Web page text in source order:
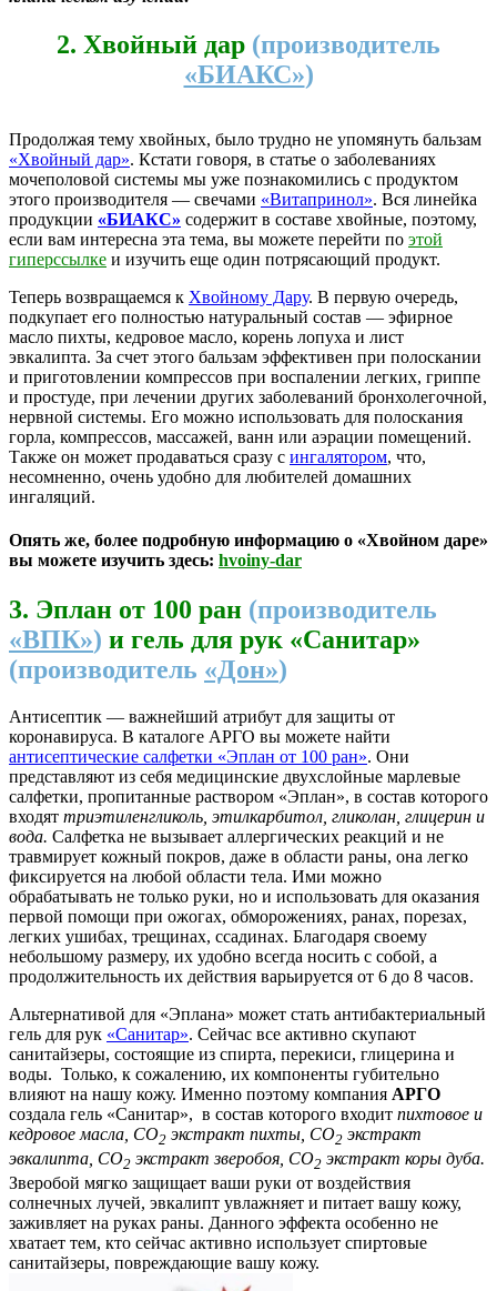
2. Хвойный дар (производитель
«БИАКС»)
Продолжая тему хвойных, было трудно не упомянуть бальзам
«Хвойный дар». Кстати говоря, в статье о заболеваниях
мочеполовой системы мы уже познакомились с продуктом
этого производителя — свечами «Витапринол». Вся линейка
продукции «БИАКС» содержит в составе хвойные, поэтому,
если вам интересна эта тема, вы можете перейти по этой
гиперссылке и изучить еще один потрясающий продукт.
Теперь возвращаемся к Хвойному Дару. В первую очередь,
подкупает его полностью натуральный состав — эфирное
масло пихты, кедровое масло, корень лопуха и лист
эвкалипта. За счет этого бальзам эффективен при полоскании
и приготовлении компрессов при воспалении легких, гриппе
и простуде, при лечении других заболеваний бронхолегочной,
нервной системы. Его можно использовать для полоскания
горла, компрессов, массажей, ванн или аэрации помещений.
Также он может продаваться сразу с ингалятором, что,
несомненно, очень удобно для любителей домашних
ингаляций.
Опять же, более подробную информацию о «Хвойном даре»
вы можете изучить здесь: hvoiny-dar
3. Эплан от 100 ран (производитель
«ВПК») и гель для рук «Санитар»
(производитель «Дон»)
Антисептик — важнейший атрибут для защиты от
коронавируса. В каталоге АРГО вы можете найти
антисептические салфетки «Эплан от 100 ран». Они
представляют из себя медицинские двухслойные марлевые
салфетки, пропитанные раствором «Эплан», в состав которого
входят триэтиленгликоль, этилкарбитол, гликолан, глицерин и
вода. Салфетка не вызывает аллергических реакций и не
травмирует кожный покров, даже в области раны, она легко
фиксируется на любой области тела. Ими можно
обрабатывать не только руки, но и использовать для оказания
первой помощи при ожогах, обморожениях, ранах, порезах,
легких ушибах, трещинах, ссадинах. Благодаря своему
небольшому размеру, их удобно всегда носить с собой, а
продолжительность их действия варьируется от 6 до 8 часов.
Альтернативой для «Эплана» может стать антибактериальный
гель для рук «Санитар». Сейчас все активно скупают
санитайзеры, состоящие из спирта, перекиси, глицерина и
воды. Только, к сожалению, их компоненты губительно
влияют на нашу кожу. Именно поэтому компания АРГО
создала гель «Санитар», в состав которого входит пихтовое и
кедровое масла, СО2 экстракт пихты, СО2 экстракт
эвкалипта, CO2 экстракт зверобоя, СО2 экстракт коры дуба.
Зверобой мягко защищает ваши руки от воздействия
солнечных лучей, эвкалипт увлажняет и питает вашу кожу,
заживляет на руках раны. Данного эффекта особенно не
хватает тем, кто сейчас активно использует спиртовые
санитайзеры, повреждающие вашу кожу.